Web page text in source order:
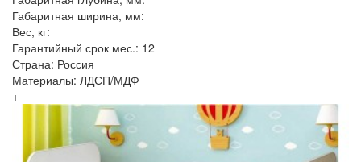
Габаритная ширина, мм:
Вес, кг:
Гарантийный срок мес.: 12
Страна: Россия
Материалы: ЛДСП/МДФ
+